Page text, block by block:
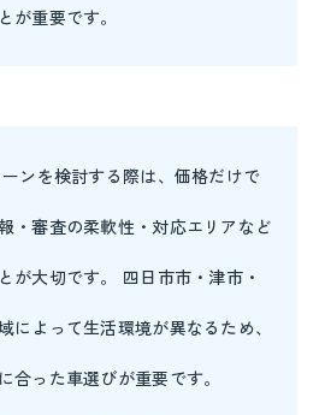
が重要です。
ンを検討する際は、価格だけで
・審査の柔軟性・対応エリアなど
が大切です。 四日市市・津市・
によって生活環境が異なるため、
合った車選びが重要です。